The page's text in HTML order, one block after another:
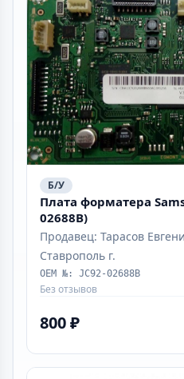
Б/У
Плата форматера
02688B)
Продавец: Тарасов
Ставрополь г.
OEM №: JC92-02688B
Без отзывов
800 ₽